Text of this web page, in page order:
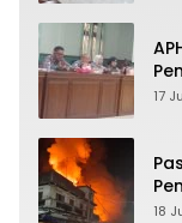
17
18